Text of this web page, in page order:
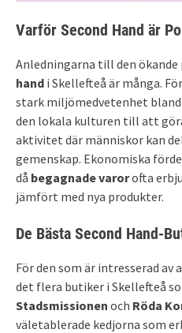
Varför Second Hand är
Anledningarna till den
hand i Skellefteå är många.
stark miljömedvetenhet
den lokala kulturen till att
aktivitet där människor kan
gemenskap. Ekonomiska
då begagnade varorofta
jämfört med nya produkter.
De Bästa Second Hand-
För den som är intresserad av
det flera butiker i Skellefteå
Stadsmissionen och Röda
väletablerade kedjorna som